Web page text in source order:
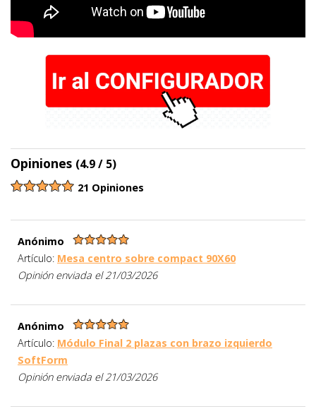
Opiniones (4.9 / 5)
21 Opiniones
Anónimo
Artículo: Mesa centro sobre compact 90X60
Opinión enviada el 21/03/2026
Anónimo
Artículo: Módulo Final 2 plazas con brazo izquierdo
SoftForm
Opinión enviada el 21/03/2026